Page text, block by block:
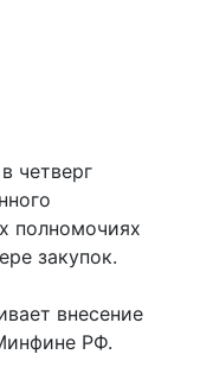
четверг
полномочиях
закупок.
внесение
РФ.